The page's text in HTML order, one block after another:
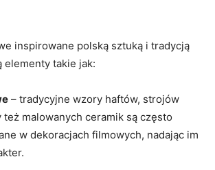
‌inspirowane polską⁤ sztuką i tradycją
elementy takie jak:
– tradycyjne wzory haftów, strojów
też malowanych ceramik są często
w dekoracjach filmowych, nadając im